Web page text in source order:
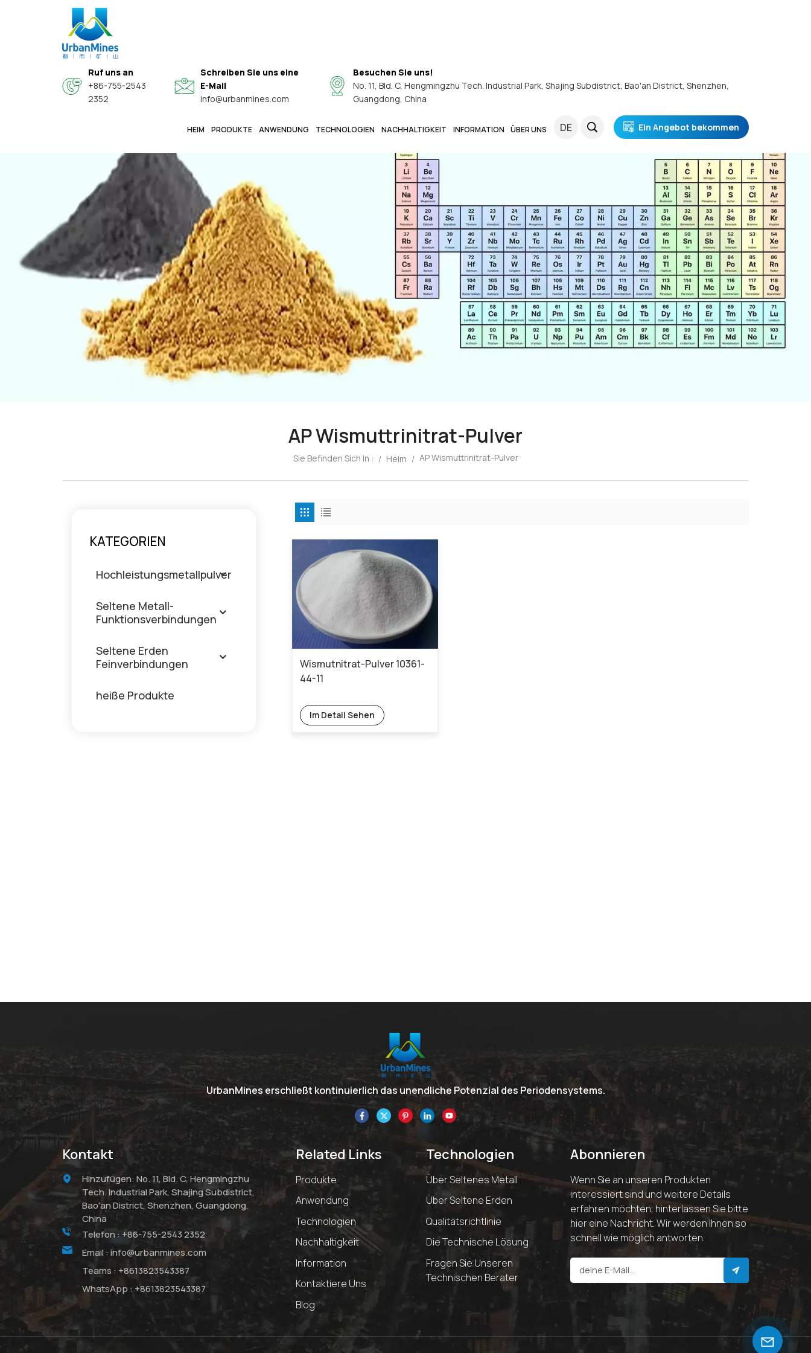
Ruf uns an
+86-755-2543
2352
Schreiben Sie uns eine
E-Mail
info@urbanmines.com
Besuchen Sie uns!
No. 11, Bld. C, Hengmingzhu Tech. Industrial Park, Shajing Subdistrict, Bao'an District, Shenzhen,
Guangdong, China
HEIM PRODUKTE ANWENDUNG TECHNOLOGIEN NACHHALTIGKEIT INFORMATION ÜBER UNS DE Ein Angebot bekommen
AP Wismuttrinitrat-Pulver
Sie Befinden Sich In : / Heim / AP Wismuttrinitrat-Pulver
Wismutnitrat-Pulver 10361-
44-11
Im Detail Sehen
KATEGORIEN
Hochleistungsmetallpulver
Seltene Metall-
Funktionsverbindungen
Seltene Erden
Feinverbindungen
heiße Produkte
UrbanMines erschließt kontinuierlich das unendliche Potenzial des Periodensystems.
Kontakt
Hinzufügen: No. 11, Bld. C, Hengmingzhu
Tech. Industrial Park, Shajing Subdistrict,
Bao'an District, Shenzhen, Guangdong,
China
Telefon : +86-755-2543 2352
Email : info@urbanmines.com
Teams : +8613823543387
WhatsApp : +8613823543387
Related Links
Produkte
Anwendung
Technologien
Nachhaltigkeit
Information
Kontaktiere Uns
Blog
Technologien
Über Seltenes Metall
Über Seltene Erden
Qualitätsrichtlinie
Die Technische Lösung
Fragen Sie Unseren
Technischen Berater
Abonnieren
Wenn Sie an unseren Produkten
interessiert sind und weitere Details
erfahren möchten, hinterlassen Sie bitte
hier eine Nachricht. Wir werden Ihnen so
schnell wie möglich antworten.